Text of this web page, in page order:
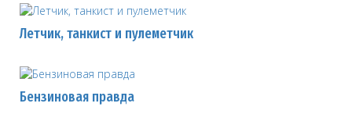
Летчик, танкист и пулеметчик
Бензиновая правда